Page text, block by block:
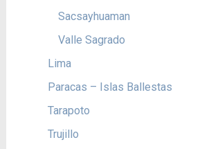
Sacsayhuaman
Valle Sagrado
Lima
Paracas – Islas Ballestas
Tarapoto
Trujillo